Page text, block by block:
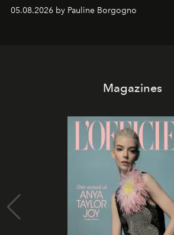
05.08.2026 by Pauline Borgogno
Magazines